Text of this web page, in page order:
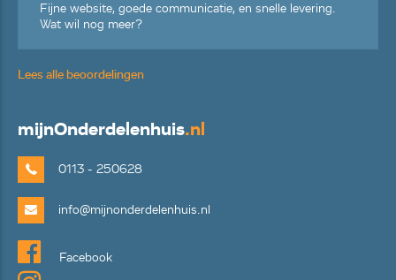
Fijne website, goede communicatie, en snelle levering.
Wat wil nog meer?
Lees alle beoordelingen
mijnOnderdelenhuis.nl
0113 - 250628
info@mijnonderdelenhuis.nl
Facebook